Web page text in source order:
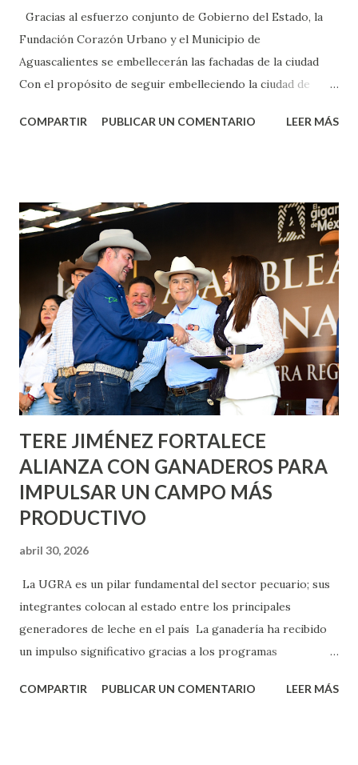
Gracias al esfuerzo conjunto de Gobierno del Estado, la
Fundación Corazón Urbano y el Municipio de
Aguascalientes se embellecerán las fachadas de la ciudad
Con el propósito de seguir embelleciendo la ciudad de
municipal, Leo Montañez dio inicio al programa
Corazón Urbano y el Municipio capital. Leo Montañez
informó que en este programa se usarán cerca de 90 mil
metros cuadrados de pintura, para dar inicio en la calle
Nieto, entre Jesús F. Elizondo y la calle 22 de Octubre, con
lo que se aplicará pintura en 66 casas. Posteriormente se
llevará este programa a Villas de Nuestra Señora de la
Asunción, Avenida Alameda y Decreto 27 de Septiembre, en
los edificios FOVISSSTE Ojo de Agua, en la comunidad
Norias de Paso Hondo y en los edificios de...
COMPARTIR PUBLICAR UN COMENTARIO LEER MÁS
TERE JIMÉNEZ FORTALECE
ALIANZA CON GANADEROS PARA
IMPULSAR UN CAMPO MÁS
PRODUCTIVO
abril 30, 2026
La UGRA es un pilar fundamental del sector pecuario; sus
integrantes colocan al estado entre los principales
generadores de leche en el país La ganadería ha recibido
un impulso significativo gracias a los programas
muestra de su respaldo firme y decidido al campo, la
COMPARTIR PUBLICAR UN COMENTARIO LEER MÁS